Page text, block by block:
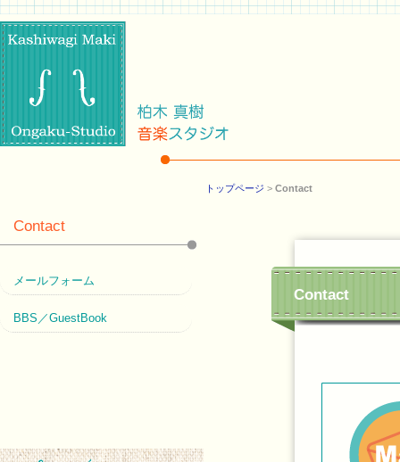
トップページ > Contact
Contact
Contact
メールフォーム
BBS／GuestBook